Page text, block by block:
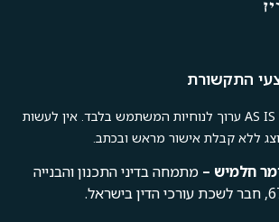
התקשורת
המידע המוגש באתר AS IS ערוך לנוחיות המשתמש בלבד. אין לעשות
ללא קבלת אישור מראש ובכתב.
חלמיש – מתמחה בדיני התכנון והבנייה